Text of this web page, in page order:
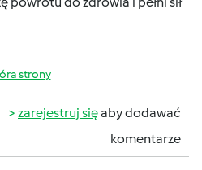
strony
zarejestruj sięaby dodawać
komentarze